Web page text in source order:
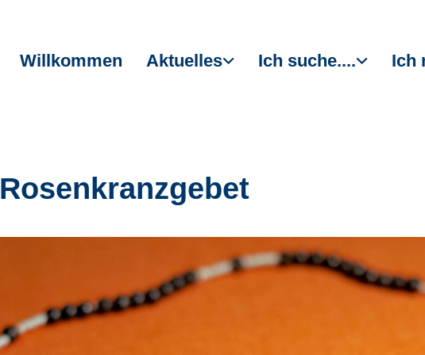
Willkommen Aktuelles Ich suche.... Ich
Rosenkranzgebet